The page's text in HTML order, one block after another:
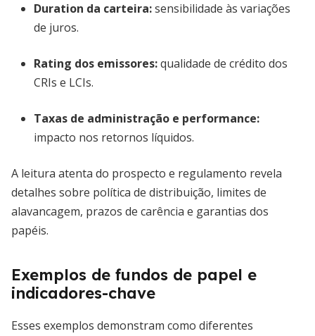
Duration da carteira:sensibilidade às variações
de juros.
Rating dos emissores:qualidade de crédito dos
CRIs e LCIs.
Taxas de administração e performance:
impacto nos retornos líquidos.
A leitura atenta do prospecto e regulamento revela
detalhes sobre política de distribuição, limites de
alavancagem, prazos de carência e garantias dos
papéis.
Exemplos de fundos de papel e
indicadores-chave
Esses exemplos demonstram como diferentes